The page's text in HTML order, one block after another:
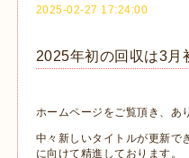
2025-02-27 17:24:00
2025年初の回収は3月
ホームページをご覧頂き、あ
中々新しいタイトルが更新で
に向けて精進しております。